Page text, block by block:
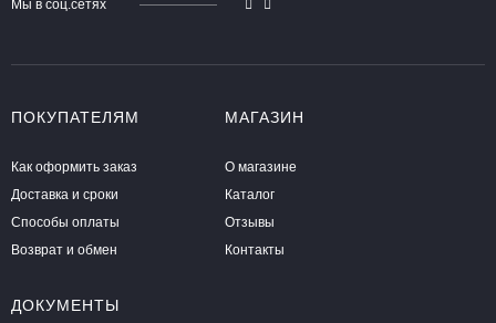
Мы в соц.сетях
ПОКУПАТЕЛЯМ
Как оформить заказ
Доставка и сроки
Способы оплаты
Возврат и обмен
МАГАЗИН
О магазине
Каталог
Отзывы
Контакты
ДОКУМЕНТЫ